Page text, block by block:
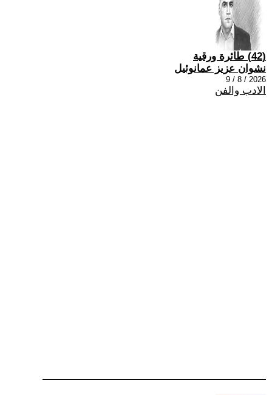
(42) طائرة ورقية
نشوان عزيز عمانوئيل
2026 / 8 / 9
الادب والفن